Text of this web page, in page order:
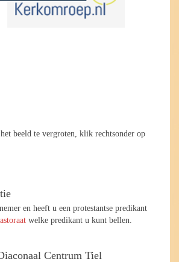
beeld te vergroten, klik rechtsonder op
en heeft u een protestantse predikant
welke predikant u kunt bellen.
Centrum Tiel